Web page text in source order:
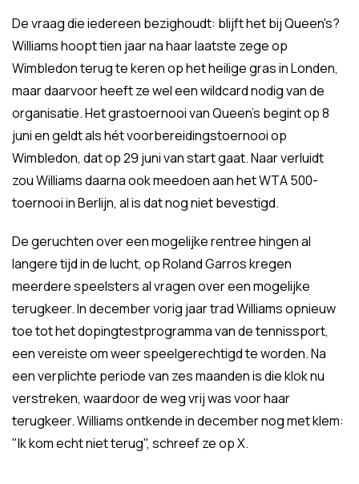
De vraag die iedereen bezighoudt: blijft het bij Queen's?
Williams hoopt tien jaar na haar laatste zege op
Wimbledon terug te keren op het heilige gras in Londen,
maar daarvoor heeft ze wel een wildcard nodig van de
organisatie. Het grastoernooi van Queen's begint op 8
juni en geldt als hét voorbereidingstoernooi op
Wimbledon, dat op 29 juni van start gaat. Naar verluidt
zou Williams daarna ook meedoen aan het WTA 500-
toernooi in Berlijn, al is dat nog niet bevestigd.
De geruchten over een mogelijke rentree hingen al
langere tijd in de lucht, op Roland Garros kregen
meerdere speelsters al vragen over een mogelijke
terugkeer. In december vorig jaar trad Williams opnieuw
toe tot het dopingtestprogramma van de tennissport,
een vereiste om weer speelgerechtigd te worden. Na
een verplichte periode van zes maanden is die klok nu
verstreken, waardoor de weg vrij was voor haar
terugkeer. Williams ontkende in december nog met klem:
"Ik kom echt niet terug", schreef ze op X.